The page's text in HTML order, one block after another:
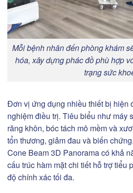
Mỗi bệnh nhân đến phòng khám
hóa, xây dựng phác đồ phù hợp
trạng sức
Đơn vị ứng dụng nhiều thiết bị hiện
nghiệm điều trị. Tiêu biểu như máy
răng khôn, bóc tách mô mềm và
tổn thương, giảm đau và biến
Cone Beam 3D Panorama có khả
cấu trúc hàm mặt chi tiết hỗ trợ tiểu
độ chính xác tối đa.